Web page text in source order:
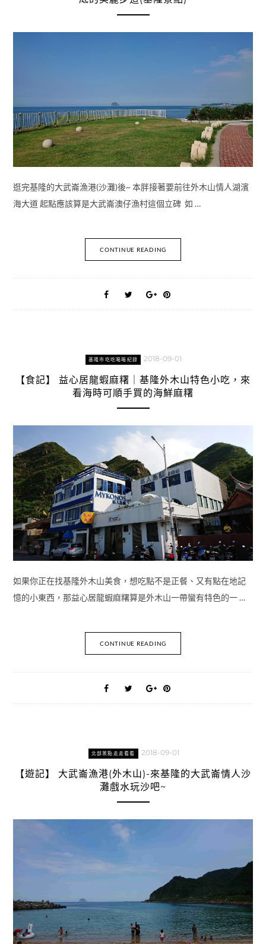
逛完基隆的大武崙漁港(沙灘)後~ 本胖接著要前往外木山情人湖濱
海大道 起點應該算是大武崙澳仔漁村這個立碑 如 …
CONTINUE READING
基隆市吃吃喝喝紀錄 2018-09-01
【食記】 益心居龍蝦麻糬｜基隆外木山特色小吃，來
看海時可順手買的海鮮麻糬
如果你正在找基隆外木山美食，想吃點不是正餐、又有點在地記
憶的小東西，那益心居龍蝦麻糬算是外木山一帶蠻有特色的一 …
CONTINUE READING
北部景點走走看看 2018-09-01
【遊記】 大武崙漁港(外木山)-來基隆的大武崙情人沙
灘戲水玩沙吧~